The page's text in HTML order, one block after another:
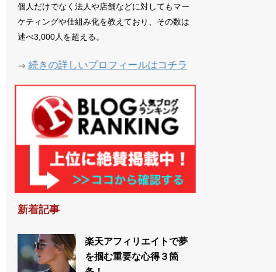
個人だけでなく法人や店舗などに対してもマー
ケティングや仕組み化を教えており、その数は
述べ3,000人を超える。
⇒ 続きの詳しいプロフィールはコチラ
新着記事
楽天アフィリエイトで夢
を掴む重要な心得３箇